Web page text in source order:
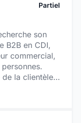
Partiel
son
B2B en CDI,
commercial,
la clientèle